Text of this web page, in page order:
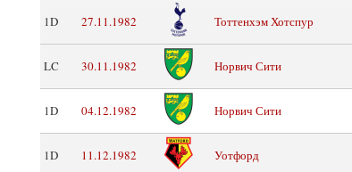
1D 27.11.1982 Тоттенхэм Хотспур
LC 30.11.1982 Норвич Сити
1D 04.12.1982 Норвич Сити
1D 11.12.1982 Уотфорд